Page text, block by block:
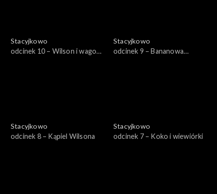
Stacyjkowo
odcinek 10 – Wilson i wagon
Stacyjkowo
odcinek 9 – Bananowa
Stacyjkowo
odcinek 8 – Kąpiel Wilsona
Stacyjkowo
odcinek 7 – Koko i wiewiórki